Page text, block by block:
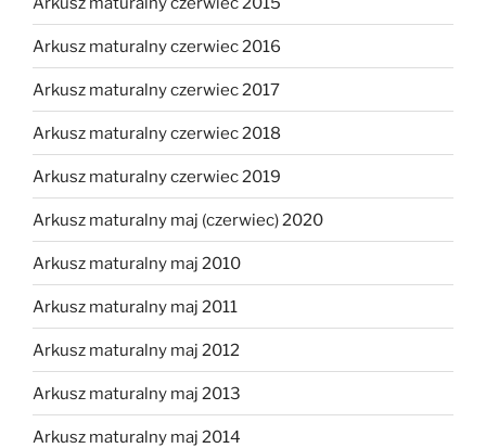
Arkusz maturalny czerwiec 2016
Arkusz maturalny czerwiec 2017
Arkusz maturalny czerwiec 2018
Arkusz maturalny czerwiec 2019
Arkusz maturalny maj (czerwiec) 2020
Arkusz maturalny maj 2010
Arkusz maturalny maj 2011
Arkusz maturalny maj 2012
Arkusz maturalny maj 2013
Arkusz maturalny maj 2014